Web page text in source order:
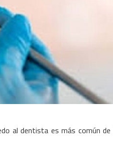
al dentista es más común